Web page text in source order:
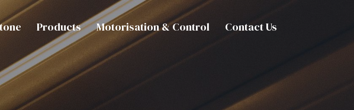
Products Motorisation & Control Contact Us